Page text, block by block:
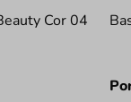
Cor 04